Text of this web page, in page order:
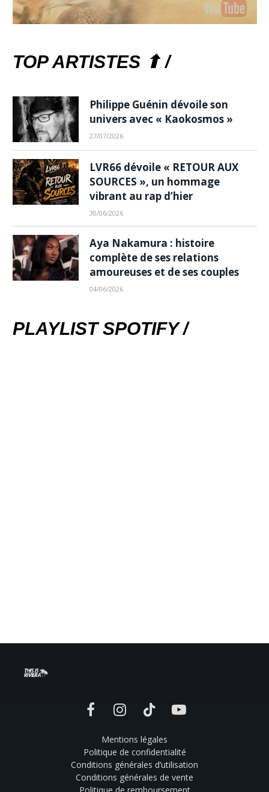
TOP ARTISTES ⬆ /
Philippe Guénin dévoile son
univers avec « Kaokosmos »
27/07/2026
LVR66 dévoile « RETOUR AUX
SOURCES », un hommage
vibrant au rap d’hier
30/06/2026
Aya Nakamura : histoire
complète de ses relations
amoureuses et de ses couples
04/06/2026
PLAYLIST SPOTIFY /
FacebookInstagramTikTok YouTube
Mentions légales
Politique de confidentialité
Conditions générales d’utilisation
Conditions générales de vente